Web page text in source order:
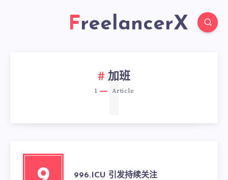
FreelancerX
加班
1 Article
1
996.ICU 引发持续关注